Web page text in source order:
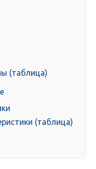
(таблица)
(таблица)